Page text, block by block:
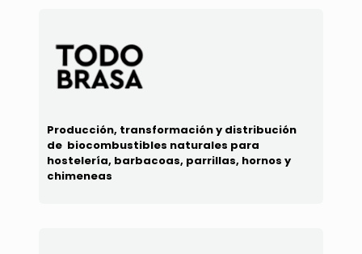
Producción, transformación y distribución
de biocombustibles naturales para
hostelería, barbacoas, parrillas, hornos y
chimeneas